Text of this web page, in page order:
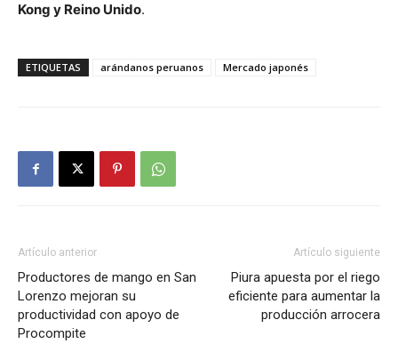
Kong y Reino Unido.
ETIQUETAS arándanos peruanos Mercado japonés
Artículo anterior
Productores de mango en San
Lorenzo mejoran su
productividad con apoyo de
Procompite
Artículo siguiente
Piura apuesta por el riego
eficiente para aumentar la
producción arrocera